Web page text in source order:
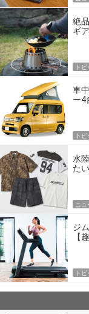
絶
ギ
トピ
車
ー4
トピ
水
た
ニュ
ジ
【
トピ